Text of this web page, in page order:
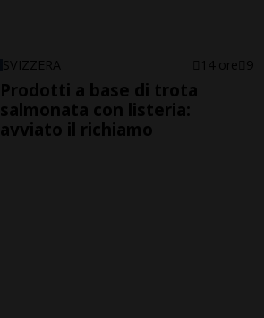
SVIZZERA 14 ore 9
Prodotti a base di trota
salmonata con listeria:
avviato il richiamo